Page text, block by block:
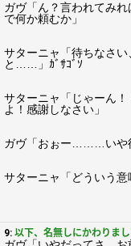
ガヴ「ん？言われてみ
で何か頼むか」
サターニャ「待ちなさ
と……」ｶﾞｻｺﾞｿ
サターニャ「じゃーん
よ！感謝しなさい」
ガヴ「おぉー………いや
サターニャ「どういう意
9: 以下、名無しにかわりま